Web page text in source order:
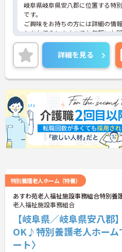
岐阜県岐阜県安八郡に位置する特
です。
ご興味をお持ちの方には詳細の情
トをお伝えしますのでお気軽にお
いませ。
詳細を見る
特別養護老人ホーム（特養）
あすわ苑老人福祉施設事務組合特別養
老人福祉施設事務組合
【岐阜県／岐阜県安八
OK♪特別養護老人ホーム
ート〉